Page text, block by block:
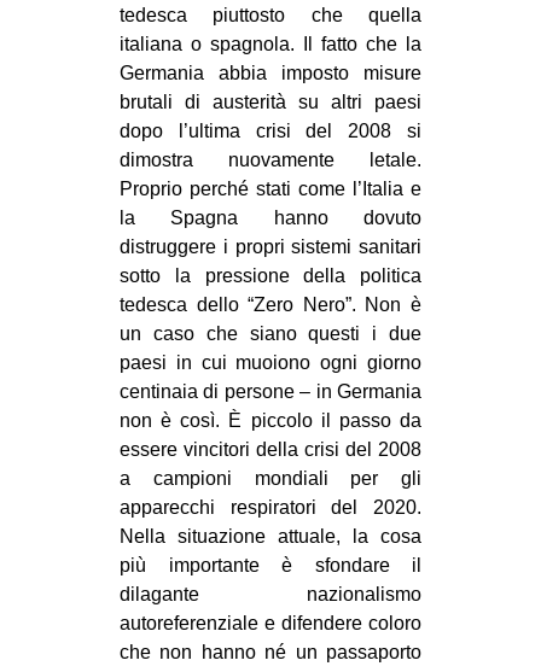
tedesca piuttosto che quella
italiana o spagnola. Il fatto che la
Germania abbia imposto misure
brutali di austerità su altri paesi
dopo l’ultima crisi del 2008 si
dimostra nuovamente letale.
Proprio perché stati come l’Italia e
la Spagna hanno dovuto
distruggere i propri sistemi sanitari
sotto la pressione della politica
tedesca dello “Zero Nero”. Non è
un caso che siano questi i due
paesi in cui muoiono ogni giorno
centinaia di persone – in Germania
non è così. È piccolo il passo da
essere vincitori della crisi del 2008
a campioni mondiali per gli
apparecchi respiratori del 2020.
Nella situazione attuale, la cosa
più importante è sfondare il
dilagante nazionalismo
autoreferenziale e difendere coloro
che non hanno né un passaporto